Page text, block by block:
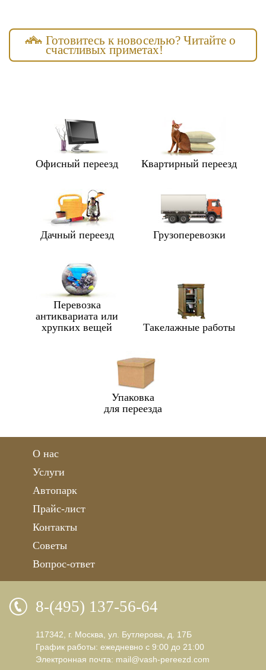
Готовитесь к новоселью? Читайте о
счастливых приметах!
Офисный переезд Квартирный переезд
Дачный переезд Грузоперевозки
Перевозка
антиквариата или
хрупких вещей
Такелажные работы
Упаковка
для переезда
О нас
Услуги
Автопарк
Прайс-лист
Контакты
Советы
Вопрос-ответ
8-(495) 137-56-64
117342, г. Москва, ул. Бутлерова, д. 17Б
График работы: ежедневно с 9:00 до 21:00
Электронная почта: mail@vash-pereezd.com